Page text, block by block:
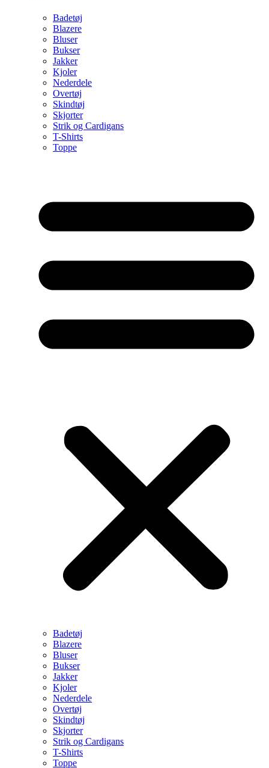
Badetøj
Blazere
Bluser
Bukser
Jakker
Kjoler
Nederdele
Overtøj
Skindtøj
Skjorter
Strik og Cardigans
T-Shirts
Toppe
Badetøj
Blazere
Bluser
Bukser
Jakker
Kjoler
Nederdele
Overtøj
Skindtøj
Skjorter
Strik og Cardigans
T-Shirts
Toppe